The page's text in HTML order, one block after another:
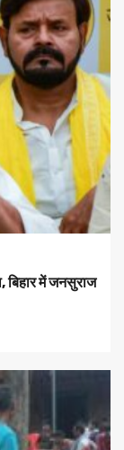
बिहार में जनसुराज